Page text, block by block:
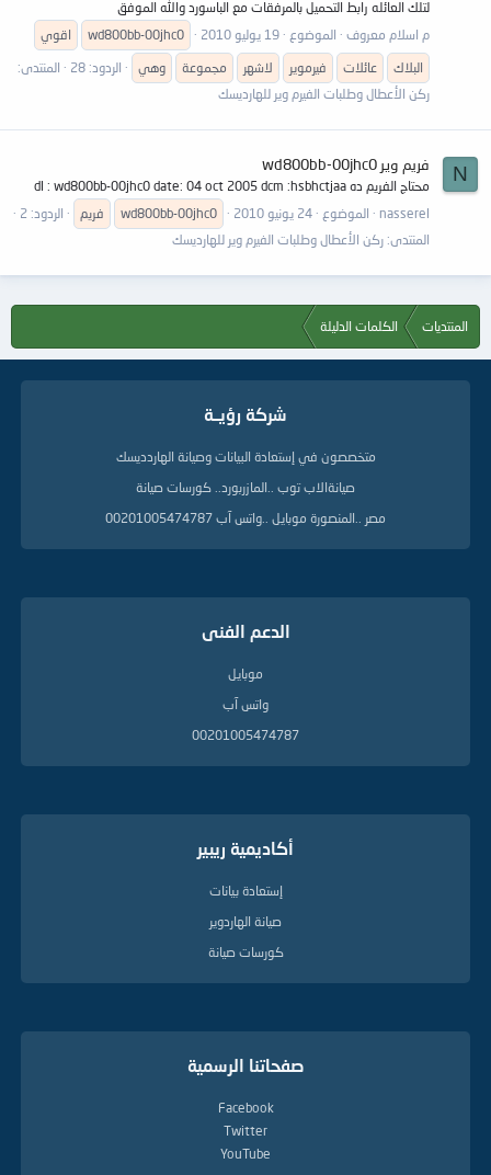
لتلك العائله رابط التحميل بالمرفقات مع الباسورد والله الموفق
م اسلام معروف
الموضوع 19 يوليو 2010 wd800bb-00jhc0
اقوي
البلاك
عائلات فيرموير لاشهر مجموعة وهي الردود: 28
المنتدى:
ركن الأعطال وطلبات الفيرم وير للهارديسك
N فريم وير wd800bb-00jhc0
محتاج الفريم ده dl : wd800bb-00jhc0 date: 04 oct 2005 dcm :hsbhctjaa
nasserel
الموضوع 24 يونيو 2010 wd800bb-00jhc0 فريم
الردود: 2
المنتدى: ركن الأعطال وطلبات الفيرم وير للهارديسك
المنتديات الكلمات الدليلة
شركة رؤيــة
متخصصون في إستعادة البيانات وصيانة الهاردديسك
صيانةالاب توب ..المازربورد.. كورسات صيانة
مصر ..المنصورة موبايل ..واتس آب 00201005474787
الدعم الفنى
موبايل
واتس آب
00201005474787
أكاديمية ريبير
إستعادة بيانات
صيانة الهاردوير
كورسات صيانة
صفحاتنا الرسمية
Facebook
Twitter
YouTube